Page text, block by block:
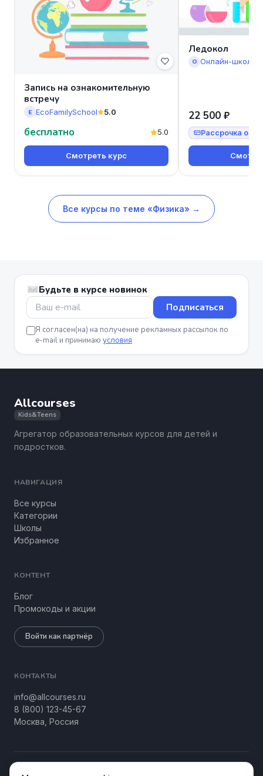
Запись на ознакомительную
встречу
E EcoFamilySchool 5.0
бесплатно 5.0
Смотреть курс
Ледокол
О Онлайн-школа
22 500 ₽
Рассрочка от
Все курсы по теме «Физика» →
Будьте в курсе новинок
Подписаться
Я согласен(на) на получение рекламных рассылок по
e-mail и принимаю условия
Allcourses
Kids&Teens
Агрегатор образовательных курсов для детей и
подростков.
НАВИГАЦИЯ
Все курсы
Категории
Школы
Избранное
КОНТЕНТ
Блог
Промокоды и акции
Войти как партнёр
КОНТАКТЫ
info@allcourses.ru
8 (800) 123-45-67
Москва, Россия